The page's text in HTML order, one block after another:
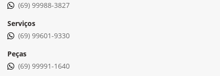
(69) 99988-3827
Serviços
(69) 99601-9330
Peças
(69) 99991-1640